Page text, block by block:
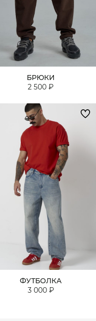
БРЮКИ
2 500 ₽
ФУТБОЛКА
3 000 ₽